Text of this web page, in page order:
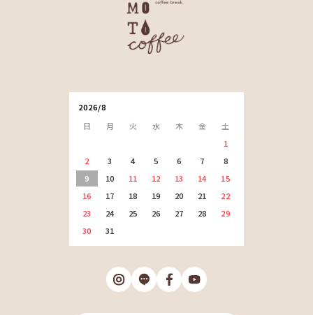
2026/8
日
月 火 水 木 金
土
1
2
3 4 5 6 7
8
9
10 11 12 13 14
15
16
17 18 19 20 21
22
23
24 25 26 27 28
29
30
31